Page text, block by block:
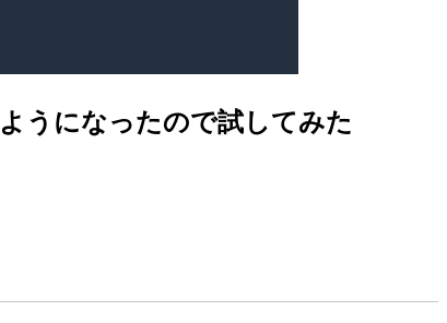
うになったので試してみた